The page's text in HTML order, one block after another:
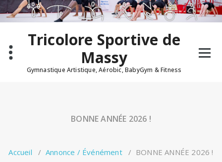
Tricolore Sportive de
Massy
Gymnastique Artistique, Aérobic, BabyGym & Fitness
BONNE ANNÉE 2026 !
Accueil / Annonce / Événément/ BONNE ANNÉE 2026 !